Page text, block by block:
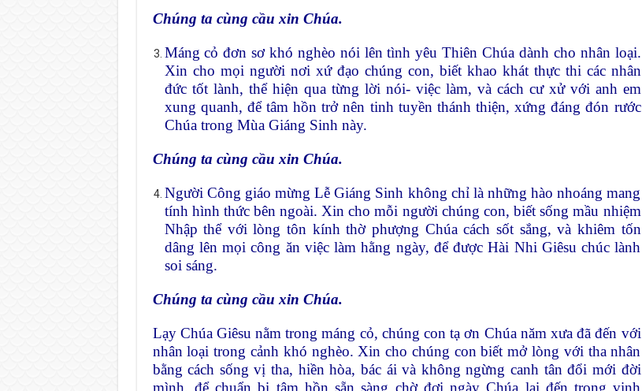
Chúng ta cùng cầu xin Chúa.
Máng cỏ đơn sơ khó nghèo nói lên tình yêu Thiên Chúa dành cho nhân loại.
Xin cho mọi người nơi xứ đạo chúng con, biết khao khát thực thi các nhân
đức tốt lành, thể hiện qua từng lời nói- việc làm, và cách cư xử với anh em
xung quanh, để tâm hồn trở nên tinh tuyền thánh thiện, xứng đáng đón rước
Chúa trong Mùa Giáng Sinh này.
Chúng ta cùng cầu xin Chúa.
Người Công giáo mừng Lễ Giáng Sinh không chỉ là những hào nhoáng mang
tính hình thức bên ngoài. Xin cho mỗi người chúng con, biết sống mầu nhiệm
Nhập thể với lòng tôn kính thờ phượng Chúa cách sốt sắng, và khiêm tốn
dâng lên mọi công ăn việc làm hằng ngày, để được Hài Nhi Giêsu chúc lành
soi sáng.
Chúng ta cùng cầu xin Chúa.
Lạy Chúa Giêsu nằm trong máng cỏ, chúng con tạ ơn Chúa năm xưa đã đến với
nhân loại trong cảnh khó nghèo. Xin cho chúng con biết mở lòng với tha nhân
bằng cách sống vị tha, hiền hòa, bác ái và không ngừng canh tân đổi mới đời
mình, để chuẩn bị tâm hồn sẵn sàng chờ đợi ngày Chúa lại đến trong vinh